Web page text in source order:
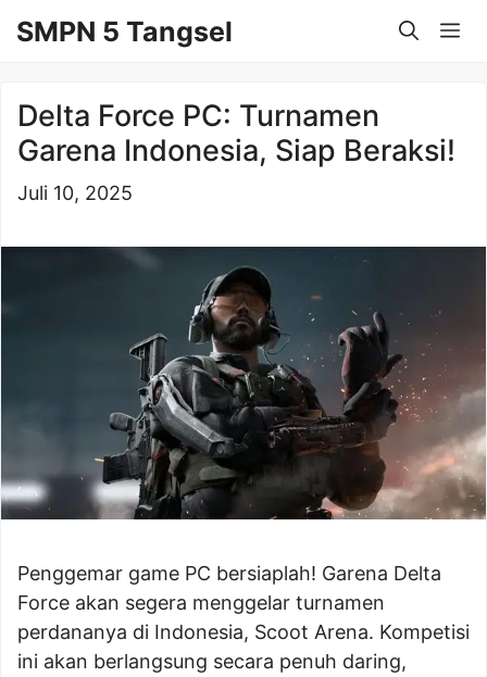
keSMPN 5 Tangsel
Delta Force PC: Turnamen
Garena Indonesia, Siap Beraksi!
Juli 10, 2025
Penggemar game PC bersiaplah! Garena Delta
Force akan segera menggelar turnamen
perdananya di Indonesia, Scoot Arena. Kompetisi
ini akan berlangsung secara penuh daring,